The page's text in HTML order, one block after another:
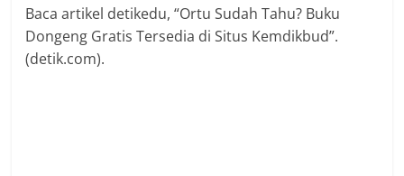
Baca artikel detikedu, “Ortu Sudah Tahu? Buku
Dongeng Gratis Tersedia di Situs Kemdikbud”.
(detik.com).